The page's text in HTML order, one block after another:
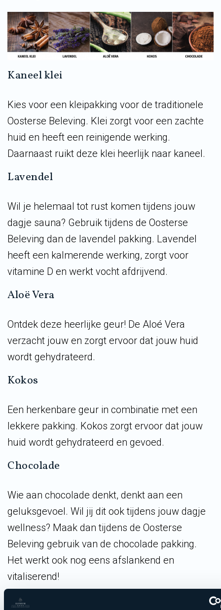
Kaneel klei
Kies voor een kleipakking voor de traditionele
Oosterse Beleving. Klei zorgt voor een zachte
huid en heeft een reinigende werking.
Daarnaast ruikt deze klei heerlijk naar kaneel.
Lavendel
Wil je helemaal tot rust komen tijdens jouw
dagje sauna? Gebruik tijdens de Oosterse
Beleving dan de lavendel pakking. Lavendel
heeft een kalmerende werking, zorgt voor
vitamine D en werkt vocht afdrijvend.
Aloë Vera
Ontdek deze heerlijke geur! De Aloé Vera
verzacht jouw en zorgt ervoor dat jouw huid
wordt gehydrateerd.
Kokos
Een herkenbare geur in combinatie met een
lekkere pakking. Kokos zorgt ervoor dat jouw
huid wordt gehydrateerd en gevoed.
Chocolade
Wie aan chocolade denkt, denkt aan een
geluksgevoel. Wil jij dit ook tijdens jouw dagje
wellness? Maak dan tijdens de Oosterse
Beleving gebruik van de chocolade pakking.
Het werkt ook nog eens afslankend en
vitaliserend!
Reserveer gelijk jouw dagje wellness met Oosterse